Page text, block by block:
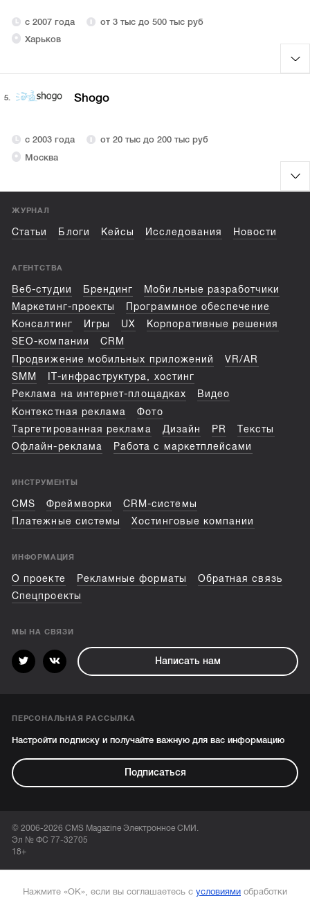
с 2007 года
от 3 тыс до 500 тыс руб
Харьков
5. Shogo
с 2003 года
от 20 тыс до 200 тыс руб
Москва
ЖУРНАЛ
Статьи Блоги Кейсы Исследования Новости
АГЕНТСТВА
Веб-студии Брендинг
Мобильные разработчики
Маркетинг-проекты
Программное обеспечение
Консалтинг
Игры UX
Корпоративные решения
SEO-компании
CRM
Продвижение мобильных приложений
VR/AR
SMM
IT-инфраструктура, хостинг
Реклама на интернет-площадках
Видео
Контекстная реклама
Фото
Таргетированная реклама
Дизайн PR
Тексты
Офлайн-реклама
Работа с маркетплейсами
ИНСТРУМЕНТЫ
CMS Фреймворки
CRM-системы
Платежные системы
Хостинговые компании
ИНФОРМАЦИЯ
О проекте Рекламные форматы
Обратная связь
Спецпроекты
МЫ НА СВЯЗИ
Написать нам
ПЕРСОНАЛЬНАЯ РАССЫЛКА
Настройти подписку и получайте важную для вас информацию
Подписаться
© 2006-2026 CMS Magazine Электронное СМИ.
Эл № ФС 77-32705
18+
Нажмите «ОК», если вы соглашаетесь с условиями обработки